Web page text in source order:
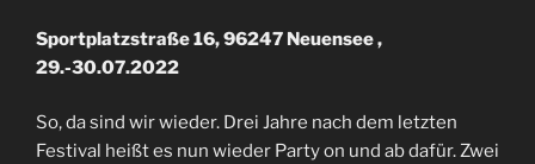
Sportplatzstraße 16, 96247 Neuensee ,
29.-30.07.2022
So, da sind wir wieder. Drei Jahre nach dem letzten
Festival heißt es nun wieder Party on und ab dafür. Zwei